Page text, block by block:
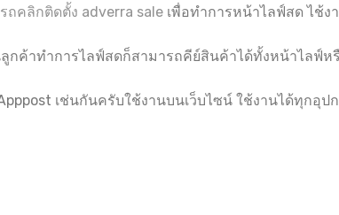
ถคลิกติดตั้ง adverra sale เพื่อทำการหน้าไลฟ์สด ไช้ง
กค้าทำการไลฟ์สดก็สามารถคีย์สินค้าได้ทั้งหน้าไลฟ์ห
เช่นกันครับใช้งานบนเว็บไซน์ ใช้งานได้ทุกอุป